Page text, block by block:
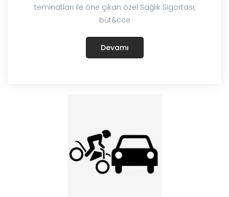
teminatları ile öne çıkan özel Sağlık Sigortası,
büt&cce
Devamı